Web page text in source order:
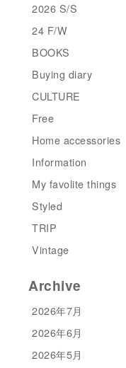
2026 S/S
24 F/W
BOOKS
Buying diary
CULTURE
Free
Home accessories
Information
My favolite things
Styled
TRIP
Vintage
Archive
2026年7月
2026年6月
2026年5月